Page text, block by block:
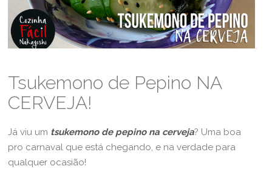
Tsukemono de Pepino NA
CERVEJA!
Já viu um tsukemono de pepino na cerveja? Uma boa
pro carnaval que está chegando, e na verdade para
qualquer ocasião!